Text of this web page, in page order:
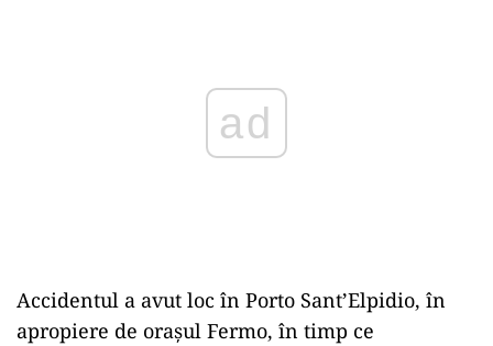
Accidentul a avut loc în Porto Sant’Elpidio, în
apropiere de orașul Fermo, în timp ce